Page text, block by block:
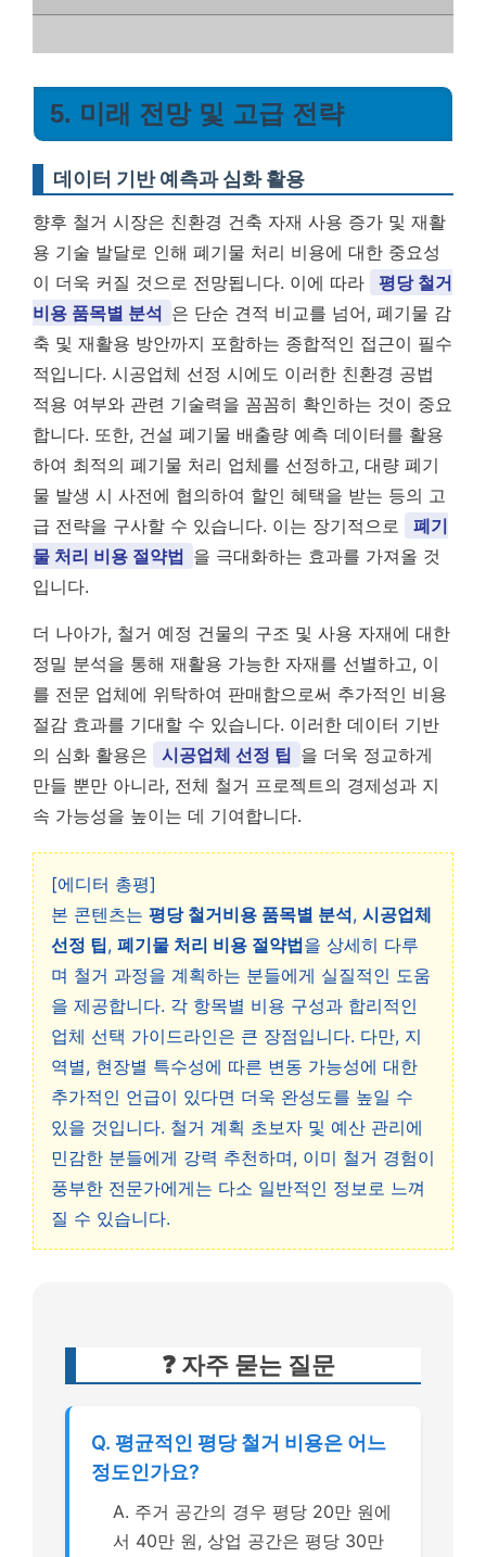
5. 미래 전망 및 고급 전략
데이터 기반 예측과 심화 활용
향후 철거 시장은 친환경 건축 자재 사용 증가 및 재활
용 기술 발달로 인해 폐기물 처리 비용에 대한 중요성
이 더욱 커질 것으로 전망됩니다. 이에 따라
평당 철거
비용 품목별 분석 은 단순 견적 비교를 넘어, 폐기물 감
축 및 재활용 방안까지 포함하는 종합적인 접근이 필수
적입니다. 시공업체 선정 시에도 이러한 친환경 공법
적용 여부와 관련 기술력을 꼼꼼히 확인하는 것이 중요
합니다. 또한, 건설 폐기물 배출량 예측 데이터를 활용
하여 최적의 폐기물 처리 업체를 선정하고, 대량 폐기
물 발생 시 사전에 협의하여 할인 혜택을 받는 등의 고
급 전략을 구사할 수 있습니다. 이는 장기적으로
폐기
물 처리 비용 절약법 을 극대화하는 효과를 가져올 것
입니다.
더 나아가, 철거 예정 건물의 구조 및 사용 자재에 대한
정밀 분석을 통해 재활용 가능한 자재를 선별하고, 이
를 전문 업체에 위탁하여 판매함으로써 추가적인 비용
절감 효과를 기대할 수 있습니다. 이러한 데이터 기반
의 심화 활용은
시공업체 선정 팁 을 더욱 정교하게
만들 뿐만 아니라, 전체 철거 프로젝트의 경제성과 지
속 가능성을 높이는 데 기여합니다.
[에디터 총평]
본 콘텐츠는 평당 철거비용 품목별 분석, 시공업체
선정 팁, 폐기물 처리 비용 절약법을 상세히 다루
며 철거 과정을 계획하는 분들에게 실질적인 도움
을 제공합니다. 각 항목별 비용 구성과 합리적인
업체 선택 가이드라인은 큰 장점입니다. 다만, 지
역별, 현장별 특수성에 따른 변동 가능성에 대한
추가적인 언급이 있다면 더욱 완성도를 높일 수
있을 것입니다. 철거 계획 초보자 및 예산 관리에
민감한 분들에게 강력 추천하며, 이미 철거 경험이
풍부한 전문가에게는 다소 일반적인 정보로 느껴
질 수 있습니다.
❓ 자주 묻는 질문
Q. 평균적인 평당 철거 비용은 어느
정도인가요?
A. 주거 공간의 경우 평당 20만 원에
서 40만 원, 상업 공간은 평당 30만